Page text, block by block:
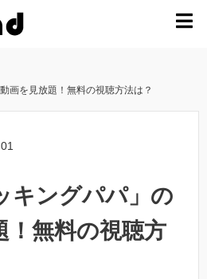
画を見放題！無料の視聴方法は？
キングパパ」の
！無料の視聴方